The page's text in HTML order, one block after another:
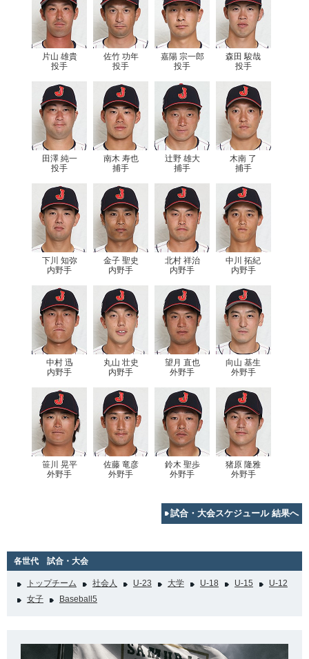
片山 雄貴
投手
佐竹 功年
投手
嘉陽 宗一郎
投手
森田 駿哉
投手
田澤 純一
投手
南木 寿也
捕手
辻野 雄大
捕手
木南 了
捕手
下川 知弥
内野手
金子 聖史
内野手
北村 祥治
内野手
中川 拓紀
内野手
中村 迅
内野手
丸山 壮史
内野手
望月 直也
外野手
向山 基生
外野手
笹川 晃平
外野手
佐藤 竜彦
外野手
鈴木 聖歩
外野手
猪原 隆雅
外野手
試合・大会スケジュール 結果へ
各世代 試合・大会
トップチーム 社会人 U-23 大学 U-18 U-15
U-12
女子
Baseball5